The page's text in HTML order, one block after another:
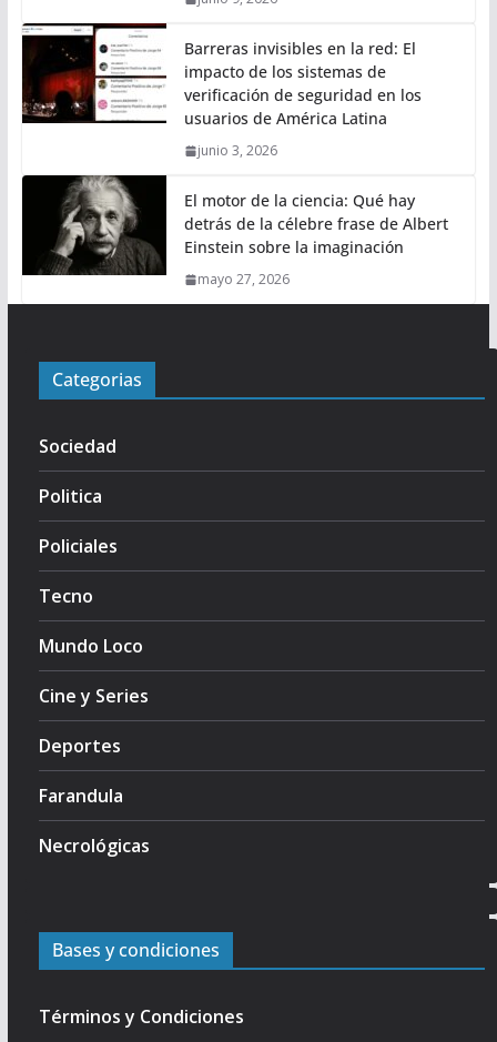
Barreras invisibles en la red: El
impacto de los sistemas de
verificación de seguridad en los
usuarios de América Latina
junio 3, 2026
El motor de la ciencia: Qué hay
detrás de la célebre frase de Albert
Einstein sobre la imaginación
mayo 27, 2026
Categorias
Sociedad
Politica
Policiales
Tecno
Mundo Loco
Cine y Series
Deportes
Farandula
Necrológicas
Bases y condiciones
Términos y Condiciones